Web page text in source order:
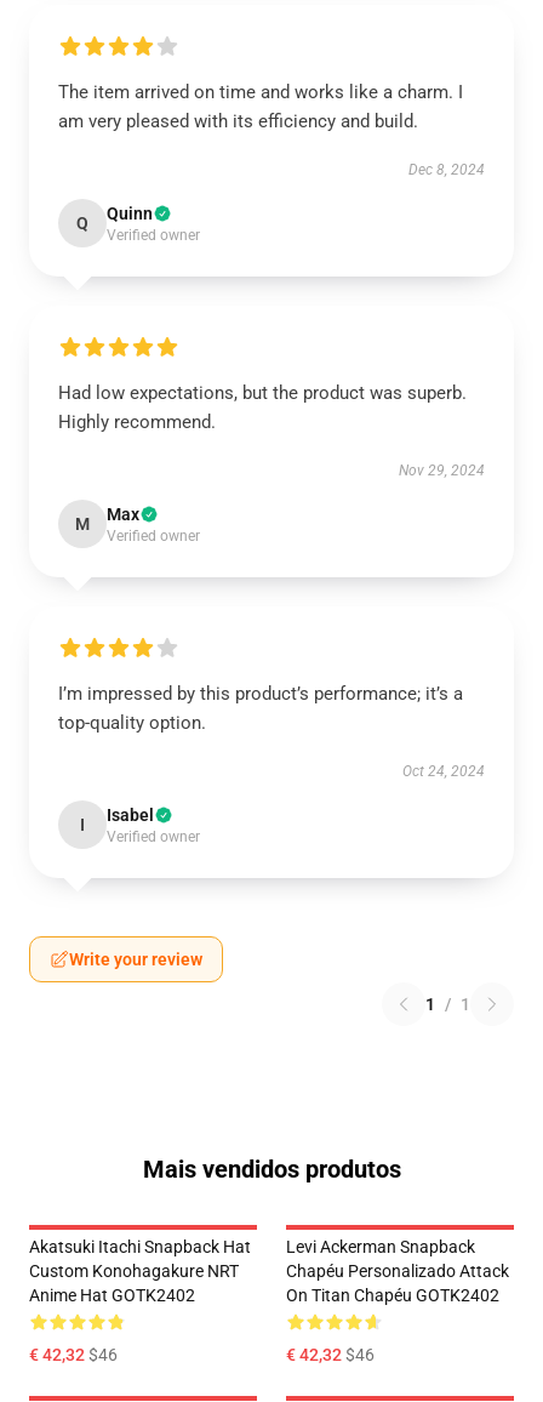
The item arrived on time and works like a charm. I
am very pleased with its efficiency and build.
Dec 8, 2024
Q Quinn
Verified owner
Had low expectations, but the product was superb.
Highly recommend.
Nov 29, 2024
M Max
Verified owner
I’m impressed by this product’s performance; it’s a
top-quality option.
Oct 24, 2024
I Isabel
Verified owner
Write your review
1 / 1
Mais vendidos produtos
Akatsuki Itachi Snapback Hat
Custom Konohagakure NRT
Anime Hat GOTK2402
€ 42,32$46
Levi Ackerman Snapback
Chapéu Personalizado Attack
On Titan Chapéu GOTK2402
€ 42,32$46